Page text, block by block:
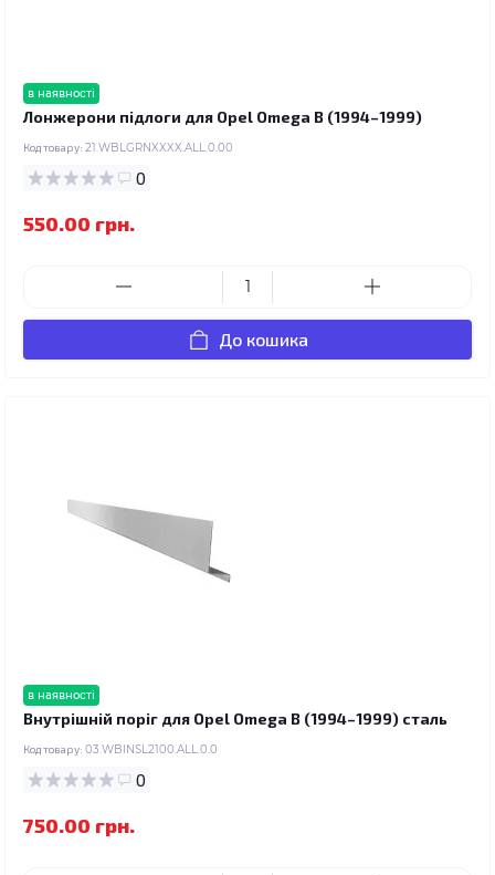
в наявності
Лонжерони підлоги для Opel Omega B (1994–1999)
Код товару: 21.WBLGRNXXXX.ALL.0.00
0
550.00 грн.
До кошика
в наявності
Внутрішній поріг для Opel Omega B (1994–1999) сталь
Код товару: 03.WBINSL2100.ALL.0.0
0
750.00 грн.